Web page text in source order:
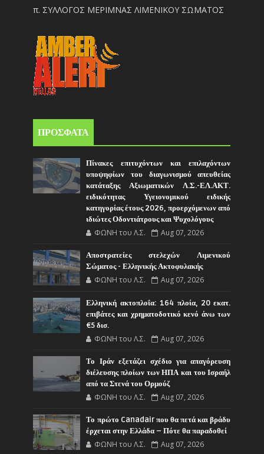
π. ΣΥΛΛΟΓΟΣ ΜΕΡΙΜΝΑΣ ΛΙΜΕΝΙΚΟΥ ΣΩΜΑΤΟΣ
ΠΡΟΣΦΑΤΑ
Πίνακες επιτυχόντων και επιλαχόντων
υποψηφίων του διαγωνισμού απευθείας
κατάταξης Αξιωματικών Λ.Σ.-ΕΛ.ΑΚΤ.
ειδικότητας Υγειονομικού ειδικής
κατηγορίας έτους 2026, προερχόμενων από
ιδιώτες Οδοντιάτρους και Ψυχολόγους
ΦΩΝΗ του Λ.Σ. Aug 07, 2026
Αποστρατείες στελεχών Λιμενικού
Σώματος - Ελληνικής Ακτοφυλακής
ΦΩΝΗ του Λ.Σ. Aug 07, 2026
Ελληνική ακτοπλοΐα: 164 πλοία, 20 εκατ.
επιβάτες και χρηματοδοτικό κενό άνω των
€5 δισ.
ΦΩΝΗ του Λ.Σ. Aug 07, 2026
Το Ιράν εξετάζει σχέδιο για απαγόρευση
διέλευσης πλοίων των ΗΠΑ και του Ισραήλ
από τα Στενά του Ορμούζ
ΦΩΝΗ του Λ.Σ. Aug 07, 2026
Το πρώτο Canadair που θα πετά και βράδυ
έρχεται στην Ελλάδα – Πότε θα παραδοθεί
ΦΩΝΗ του Λ.Σ. Aug 07, 2026